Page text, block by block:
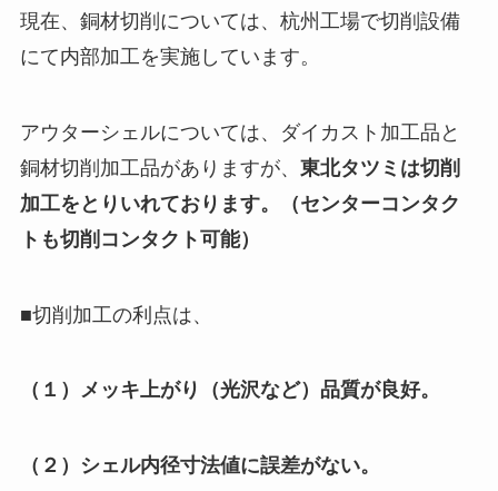
現在、銅材切削については、杭州工場で切削設備
にて内部加工を実施しています。
アウターシェルについては、ダイカスト加工品と
銅材切削加工品がありますが、 東北タツミは切削
加工をとりいれております。（センターコンタク
トも切削コンタクト可能）
■切削加工の利点は、
（１）メッキ上がり（光沢など）品質が良好。
（２）シェル内径寸法値に誤差がない。